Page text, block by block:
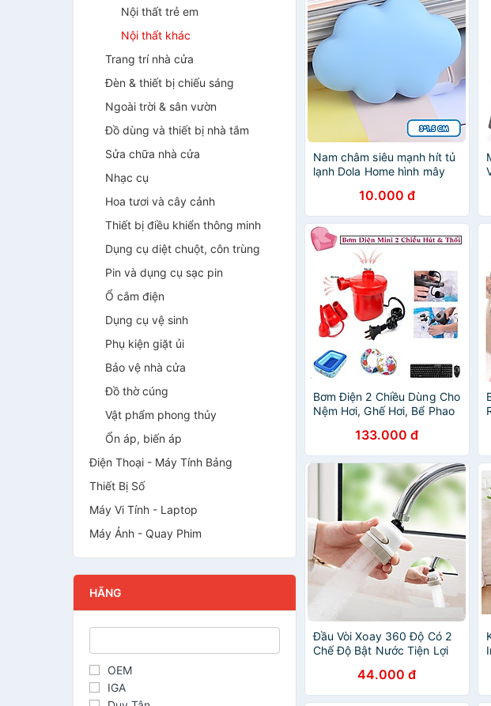
Nội thất trẻ em
Nội thất khác
Trang trí nhà cửa
Đèn & thiết bị chiếu sáng
Ngoài trời & sân vườn
Đồ dùng và thiết bị nhà tắm
Sửa chữa nhà cửa
Nhạc cụ
Hoa tươi và cây cảnh
Thiết bị điều khiển thông minh
Dụng cụ diệt chuột, côn trùng
Pin và dụng cụ sạc pin
Ổ cắm điện
Dụng cụ vệ sinh
Phụ kiện giặt ủi
Bảo vệ nhà cửa
Đồ thờ cúng
Vật phẩm phong thủy
Ổn áp, biến áp
Điện Thoại - Máy Tính Bảng
Thiết Bị Số
Máy Vi Tính - Laptop
Máy Ảnh - Quay Phim
HÃNG
OEM
IGA
Nam châm siêu mạnh hít tủ
lạnh Dola Home hình mây
ý nghĩa, đính sticker cute
10.000 đ
Bơm Điện 2 Chiều Dùng Cho
Nệm Hơi, Ghế Hơi, Bể Phao
133.000 đ
Đầu Vòi Xoay 360 Độ Có 2
Chế Độ Bật Nước Tiện Lợi
44.000 đ